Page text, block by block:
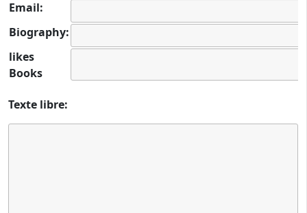
Email:
Biography:
likes
Books
Texte libre: